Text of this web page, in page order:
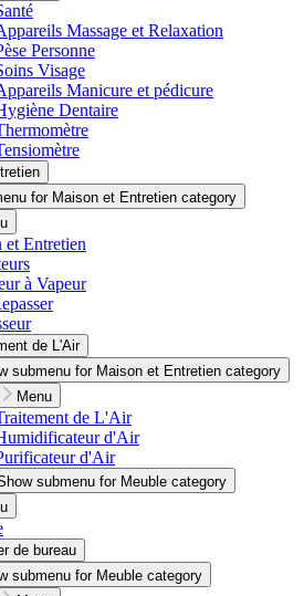
Massage et Relaxation
Personne
Visage
Manicure et pédicure
Dentaire
for Maison et Entretien category
et Entretien
à Vapeur
de L'Air
submenu for Maison et Entretien category
Menu
de L'Air
d'Air
d'Air
submenu for Meuble category
de bureau
submenu for Meuble category